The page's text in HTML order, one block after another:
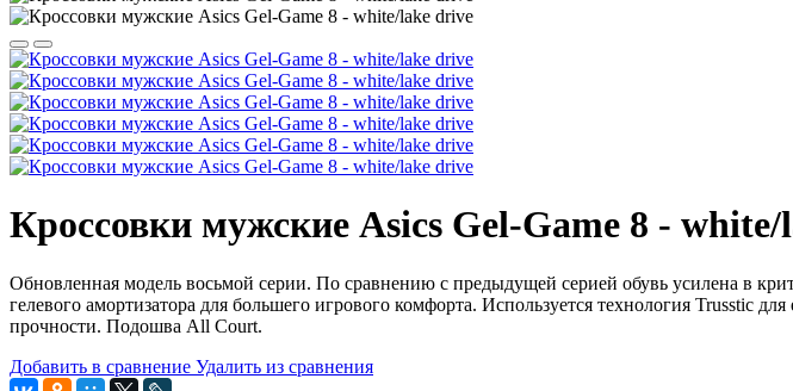
Кроссовки мужские Asics Gel-Game 8 -
Обновленная модель восьмой серии. По сравнению с предыдущей серией обувь усилена в
гелевого амортизатора для большего игрового комфорта. Используется технология
прочности. Подошва All Court.
Добавить в сравнение Удалить из сравнения